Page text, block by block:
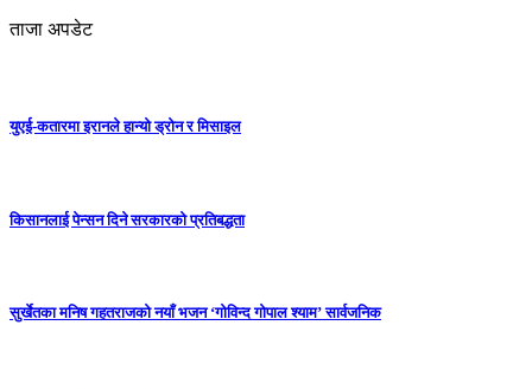
ताजा अपडेट
युएई-कतारमा इरानले हान्यो ड्रोन र मिसाइल
किसानलाई पेन्सन दिने सरकारको प्रतिबद्धता
सुर्खेतका मनिष गहतराजको नयाँ भजन ‘गोविन्द गोपाल श्याम’ सार्वजनिक